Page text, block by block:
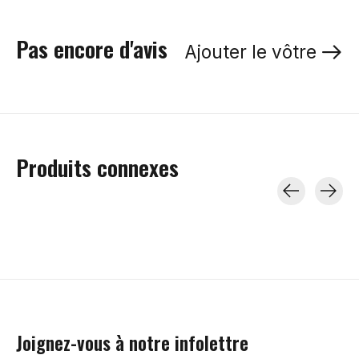
Pas encore d'avis Ajouter le vôtre
Produits connexes
Joignez-vous à notre infolettre